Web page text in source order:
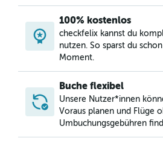
100% kostenlos
checkfelix kannst du
nutzen. So sparst du
Moment.
Buche flexibel
Unsere Nutzer*innen
Voraus planen und Flüge
Umbuchungsgebühren